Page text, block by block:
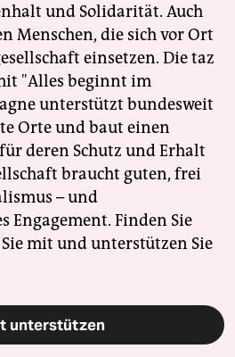
und Solidarität. Auch
Menschen, die sich vor Ort
einsetzen. Die taz
"Alles beginnt im
unterstützt bundesweit
Orte und baut einen
deren Schutz und Erhalt
braucht guten, frei
– und
Engagement. Finden Sie
mit und unterstützen Sie
unterstützen